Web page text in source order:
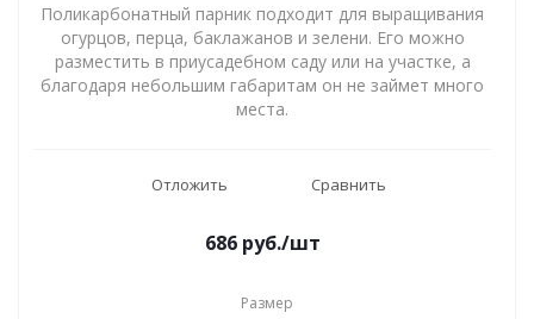
Поликарбонатный парник подходит для выращивания
огурцов, перца, баклажанов и зелени. Его можно
разместить в приусадебном саду или на участке, а
благодаря небольшим габаритам он не займет много
места.
Отложить Сравнить
686 руб./шт
Размер